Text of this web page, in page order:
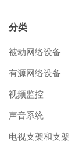
分类
被动网络设备
有源网络设备
视频监控
声音系统
电视支架和支架